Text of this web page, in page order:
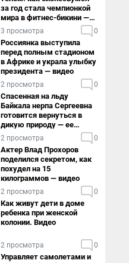
за год стала чемпионкой
мира в фитнес-бикини —
видео
3 просмотра 0
Россиянка выступила
перед полным стадионом
в Африке и украла улыбку
президента — видео
2 просмотра 0
Спасенная на льду
Байкала нерпа Сергеевна
готовится вернуться в
дикую природу — ее
видеоистория
2 просмотра 0
Актер Влад Прохоров
поделился секретом, как
похудел на 15
килограммов — видео
2 просмотра 0
Как живут дети в доме
ребенка при женской
колонии. Видео
2 просмотра 0
Управляет самолетами и